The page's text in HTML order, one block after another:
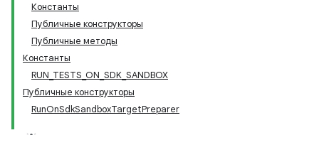
Константы
Публичные конструкторы
Публичные методы
Константы
RUN_TESTS_ON_SDK_SANDBOX
Публичные конструкторы
RunOnSdkSandboxTargetPreparer